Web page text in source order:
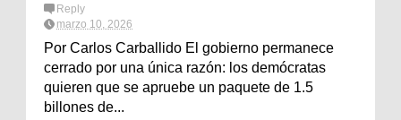
Reply
marzo 10, 2026
Por Carlos Carballido El gobierno permanece
cerrado por una única razón: los demócratas
quieren que se apruebe un paquete de 1.5
billones de...